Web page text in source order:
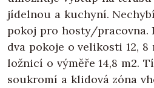
jídelnou a kuchyní.
pokoj pro hosty/pracovna.
dva pokoje o velikosti 12, 8
ložnicí o výměře 14,8 m2.
soukromí a klidová zóna